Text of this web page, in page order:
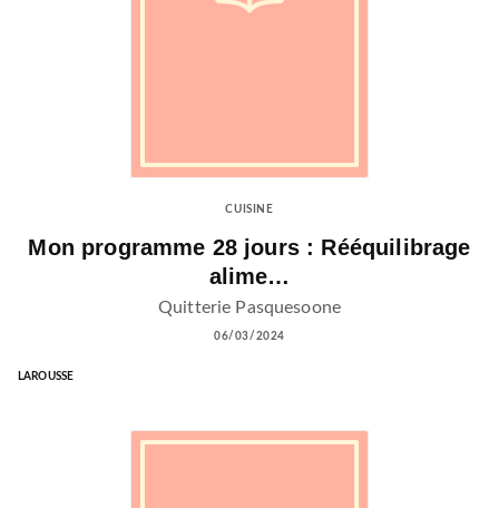
CUISINE
Mon programme 28 jours : Rééquilibrage
alime…
Quitterie Pasquesoone
06/03/2024
LAROUSSE